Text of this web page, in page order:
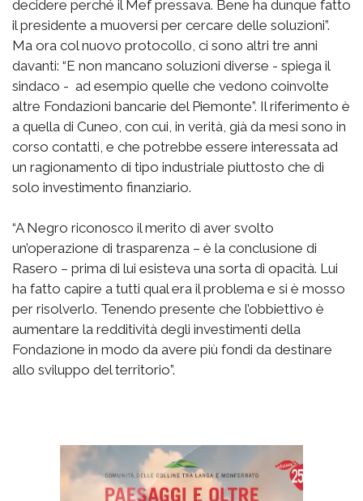
decidere perché il Mef pressava. Bene ha dunque fatto
il presidente a muoversi per cercare delle soluzioni”.
Ma ora col nuovo protocollo, ci sono altri tre anni
davanti: “E non mancano soluzioni diverse - spiega il
sindaco - ad esempio quelle che vedono coinvolte
altre Fondazioni bancarie del Piemonte”. Il riferimento è
a quella di Cuneo, con cui, in verità, già da mesi sono in
corso contatti, e che potrebbe essere interessata ad
un ragionamento di tipo industriale piuttosto che di
solo investimento finanziario.
“A Negro riconosco il merito di aver svolto
un’operazione di trasparenza – è la conclusione di
Rasero – prima di lui esisteva una sorta di opacità. Lui
ha fatto capire a tutti qual era il problema e si è mosso
per risolverlo. Tenendo presente che l’obbiettivo è
aumentare la redditività degli investimenti della
Fondazione in modo da avere più fondi da destinare
allo sviluppo del territorio”.